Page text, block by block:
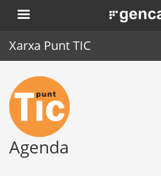
Vés
al
. Obre en
Xarxa Punt TIC
Inici
Punt TIC
Actualitat
Agenda